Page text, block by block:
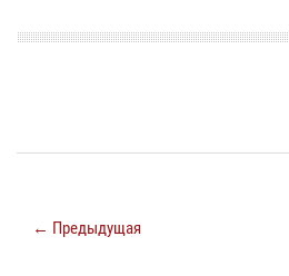
← Предыдущая